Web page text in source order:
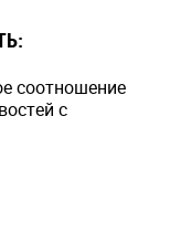
соотношение
с